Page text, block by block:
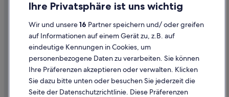
Skid Row: Hotels
Vagabond Inn Hotels in Los Angeles
Hotels mit Parkplatz in Downtown Los Angeles
Campingplätze in Los Angeles
Omni Hotels in Downtown Los Angeles
Ace Hotel in Downtown Los Angeles
Inhaltsrichtlinien und Melden von Inhalten
Hilfe
Hilfe
Ihre Privatsphäre ist uns wichtig
Wir und unsere16 Partner speichern und/ oder greifen
auf Informationen auf einem Gerät zu, z.B. auf
eindeutige Kennungen in Cookies, um
personenbezogene Daten zu verarbeiten. Sie können
Ihre Präferenzen akzeptieren oder verwalten. Klicken
Sie dazu bitte unten oder besuchen Sie jederzeit die
Seite der Datenschutzrichtlinie. Diese Präferenzen